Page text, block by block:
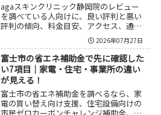
agaスキンクリニック静岡院のレビュー
を調べている人向けに、良い評判と悪い
評判の傾向、料金目安、アクセス、通い
やすさ、向いている人の特徴を整理し
た。カウンセリングのわかりやすさや駅
近立地の強みだけでなく、費用感や医師
説明の比重で気をつけたい点も確認でき
る内容にしている。
2026年07月27日
富士市の省エネ補助金で先に確認した
い7項目｜家電・住宅・事業所の違い
が見える！
富士市の省エネ補助金を調べるなら、家
電の買い替え向け支援、住宅設備向けの
市民ゼロカーボンチャレンジ補助金、中